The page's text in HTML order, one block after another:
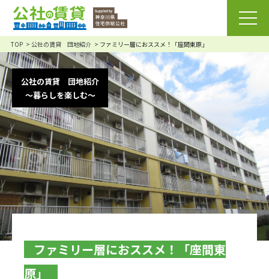
TOP 公社の賃貸 団地紹介 ファミリー層におススメ！「座間東原」
公社の賃貸 団地紹介
～暮らしを楽しむ～
ファミリー層におススメ！「座間東
原」